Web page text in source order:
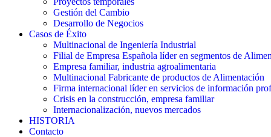
Gestión del Cambio
Desarrollo de Negocios
Casos de Éxito
Multinacional de Ingeniería Industrial
Filial de Empresa Española líder en segmentos de
Empresa familiar, industria agroalimentaria
Multinacional Fabricante de productos de Alimentación
Firma internacional líder en servicios de información
Crisis en la construcción, empresa familiar
Internacionalización, nuevos mercados
HISTORIA
Contacto